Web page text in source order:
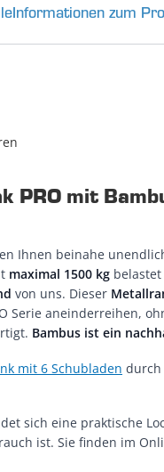
Informationen zum
PRO mit
Ihnen beinahe
maximal 1500 kg
von uns. Dieser
Serie aneinderreihen,
Bambus ist ein
mit 6 Schubladen durch
sich eine praktische
ist. Sie finden im